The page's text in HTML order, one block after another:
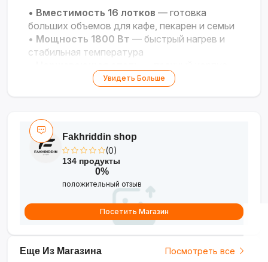
• Вместимость 16 лотков — готовка
больших объемов для кафе, пекарен и семьи
• Мощность 1800 Вт — быстрый нагрев и
стабильная температура
устойчивый к коррозии
•Удобство использования
дверца, таймер и термостат
Увидеть Больше
Еще Из Магазина Посмотреть все
Fakhriddin shop
(0)
134 продукты
0%
положительный отзыв
Посетить Магазин